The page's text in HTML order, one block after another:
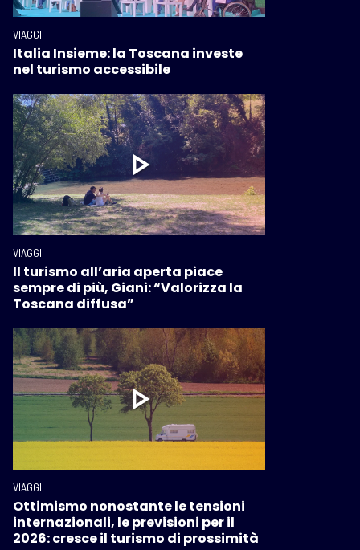
VIAGGI
Italia Insieme: la Toscana investe
nel turismo accessibile
VIAGGI
Il turismo all’aria aperta piace
sempre di più, Giani: “Valorizza la
Toscana diffusa”
VIAGGI
Ottimismo nonostante le tensioni
internazionali, le previsioni per il
2026: cresce il turismo di prossimità